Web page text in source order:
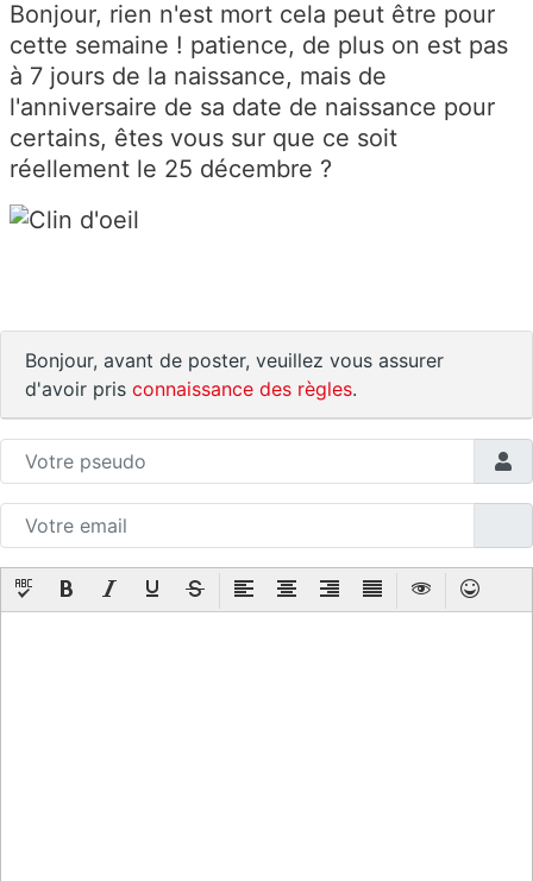
Bonjour, rien n'est mort cela peut être pour
cette semaine ! patience, de plus on est pas
à 7 jours de la naissance, mais de
l'anniversaire de sa date de naissance pour
certains, êtes vous sur que ce soit
réellement le 25 décembre ?
Bonjour, avant de poster, veuillez vous assurer
d'avoir pris connaissance des règles.